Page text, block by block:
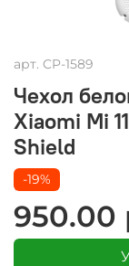
арт. CP-1589
Чехол
Xiaomi Mi
Shield
-19%
950.00